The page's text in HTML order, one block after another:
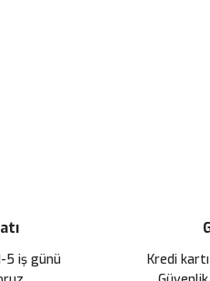
bulunuyor.
olmalı.
5 iş günü
Kredi